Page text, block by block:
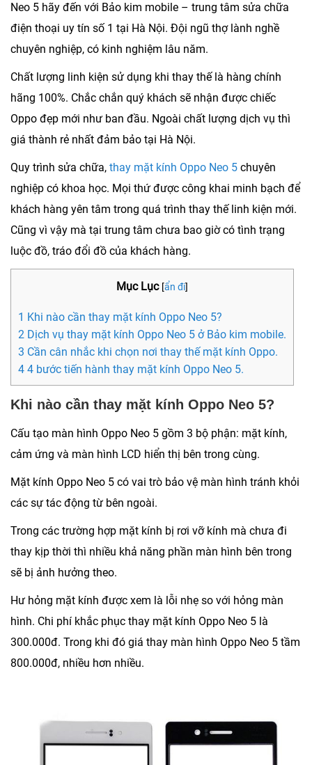
Neo 5 hãy đến với Bảo kim mobile – trung tâm sửa chữa
điện thoại uy tín số 1 tại Hà Nội. Đội ngũ thợ lành nghề
chuyên nghiệp, có kinh nghiệm lâu năm.
Chất lượng linh kiện sử dụng khi thay thế là hàng chính
hãng 100%. Chắc chắn quý khách sẽ nhận được chiếc
Oppo đẹp mới như ban đầu. Ngoài chất lượng dịch vụ thì
giá thành rẻ nhất đảm bảo tại Hà Nội.
Quy trình sửa chữa, thay mặt kính Oppo Neo 5 chuyên
nghiệp có khoa học. Mọi thứ được công khai minh bạch để
khách hàng yên tâm trong quá trình thay thế linh kiện mới.
Cũng vì vậy mà tại trung tâm chưa bao giờ có tình trạng
luộc đồ, tráo đổi đồ của khách hàng.
Mục Lục [ẩn đi]
1 Khi nào cần thay mặt kính Oppo Neo 5?
2 Dịch vụ thay mặt kính Oppo Neo 5 ở Bảo kim mobile.
3 Cần cân nhắc khi chọn nơi thay thế mặt kính Oppo.
4 4 bước tiến hành thay mặt kính Oppo Neo 5.
Khi nào cần thay mặt kính Oppo Neo 5?
Cấu tạo màn hình Oppo Neo 5 gồm 3 bộ phận: mặt kính,
cảm ứng và màn hình LCD hiển thị bên trong cùng.
Mặt kính Oppo Neo 5 có vai trò bảo vệ màn hình tránh khỏi
các sự tác động từ bên ngoài.
Trong các trường hợp mặt kính bị rơi vỡ kính mà chưa đi
thay kịp thời thì nhiều khả năng phần màn hình bên trong
sẽ bị ảnh hưởng theo.
Hư hỏng mặt kính được xem là lỗi nhẹ so với hỏng màn
hình. Chi phí khắc phục thay mặt kính Oppo Neo 5 là
300.000đ. Trong khi đó giá thay màn hình Oppo Neo 5 tầm
800.000đ, nhiều hơn nhiều.